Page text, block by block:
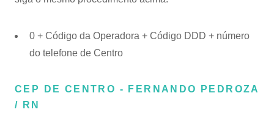
0 + Código da Operadora + Código DDD + número
do telefone de Centro
CEP DE CENTRO - FERNANDO PEDROZA
/ RN